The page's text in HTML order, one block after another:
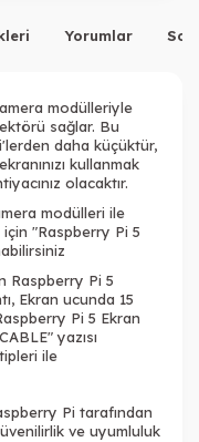
Yorumlar
modülleriyle
sağlar. Bu
daha küçüktür,
kullanmak
olacaktır.
modülleri ile
"Raspberry Pi 5
Raspberry Pi 5
Ekran ucunda 15
Pi 5 Ekran
yazısı
ile
Pi tarafından
ve uyumluluk